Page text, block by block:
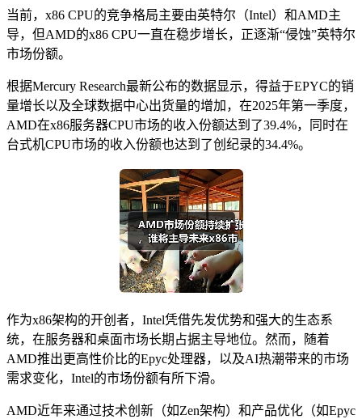
当前，x86 CPU的竞争格局主要由英特尔（Intel）和AMD主
导，但AMD的x86 CPU一直在稳步增长，正逐渐“侵蚀”英特尔
市场份额。
根据Mercury Research最新公布的数据显示，得益于EPYC的销
量增长以及全球数据中心出货量的增加，在2025年第一季度，
AMD在x86服务器CPU市场的收入份额达到了39.4%，同时在
台式机CPU市场的收入份额也达到了创纪录的34.4%。
作为x86架构的开创者，Intel凭借先发优势和强大的生态系
统，在服务器和桌面市场长期占据主导地位。然而，随着
AMD推出更高性价比的Epyc处理器，以及AI热潮带来的市场
需求变化，Intel的市场份额有所下滑。
AMD近年来通过技术创新（如Zen架构）和产品优化（如Epyc